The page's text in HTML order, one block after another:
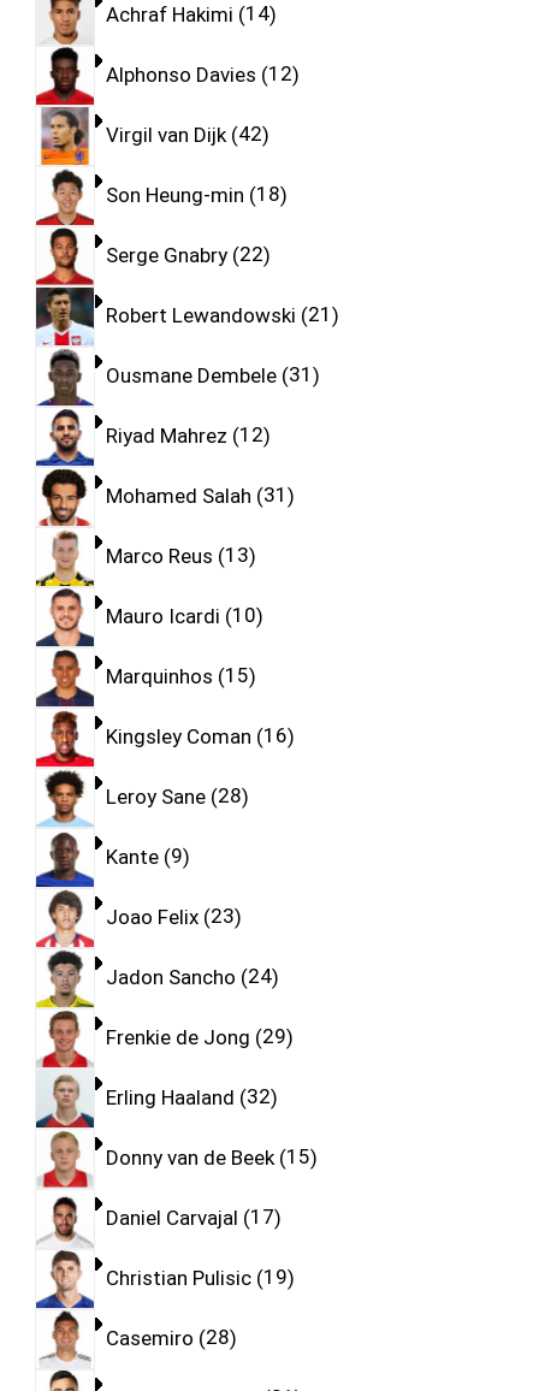
Achraf Hakimi 14
Alphonso Davies 12
Virgil van Dijk 42
Son Heung-min 18
Serge Gnabry 22
Robert Lewandowski 21
Ousmane Dembele 31
Riyad Mahrez 12
Mohamed Salah 31
Marco Reus 13
Mauro Icardi 10
Marquinhos 15
Kingsley Coman 16
Leroy Sane 28
Kante 9
Joao Felix 23
Jadon Sancho 24
Frenkie de Jong 29
Erling Haaland 32
Donny van de Beek 15
Daniel Carvajal 17
Christian Pulisic 19
Casemiro 28